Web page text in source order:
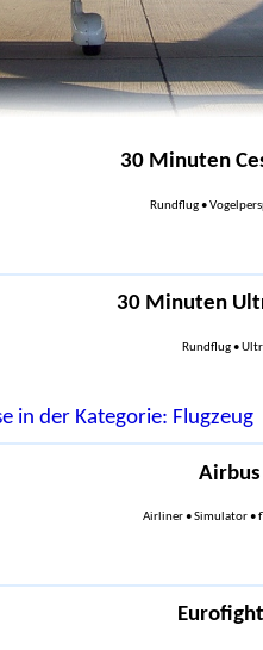
30 Minuten
Rundflug •
30 Minuten
Rundflug •
in der Kategorie: Flugzeug
Airliner • Simulator •